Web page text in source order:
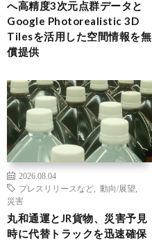
へ高精度3次元点群データと
Google Photorealistic 3D
Tilesを活用した空間情報を無
償提供
2026.08.04
プレスリリースなど
動向/展望
災害
丸和通運とJR貨物、災害予見
時に代替トラックを迅速確保